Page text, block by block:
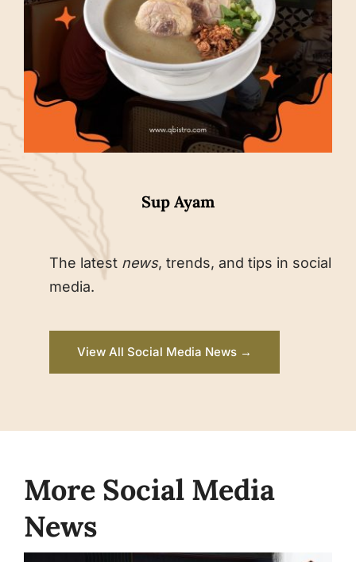
The latest news, trends, and tips in social
media.
View All Social Media News →
Sup Ayam
More Social Media
News